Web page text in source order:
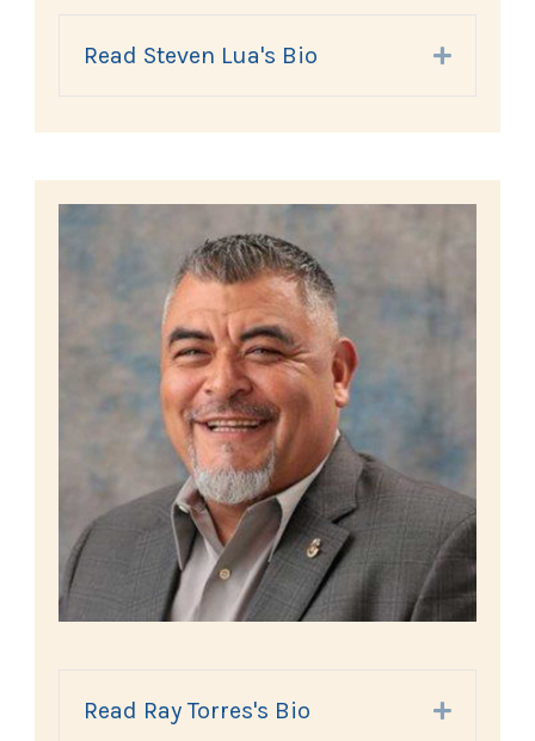
Read Steven Lua's Bio Expand
Read Ray Torres's Bio Expand